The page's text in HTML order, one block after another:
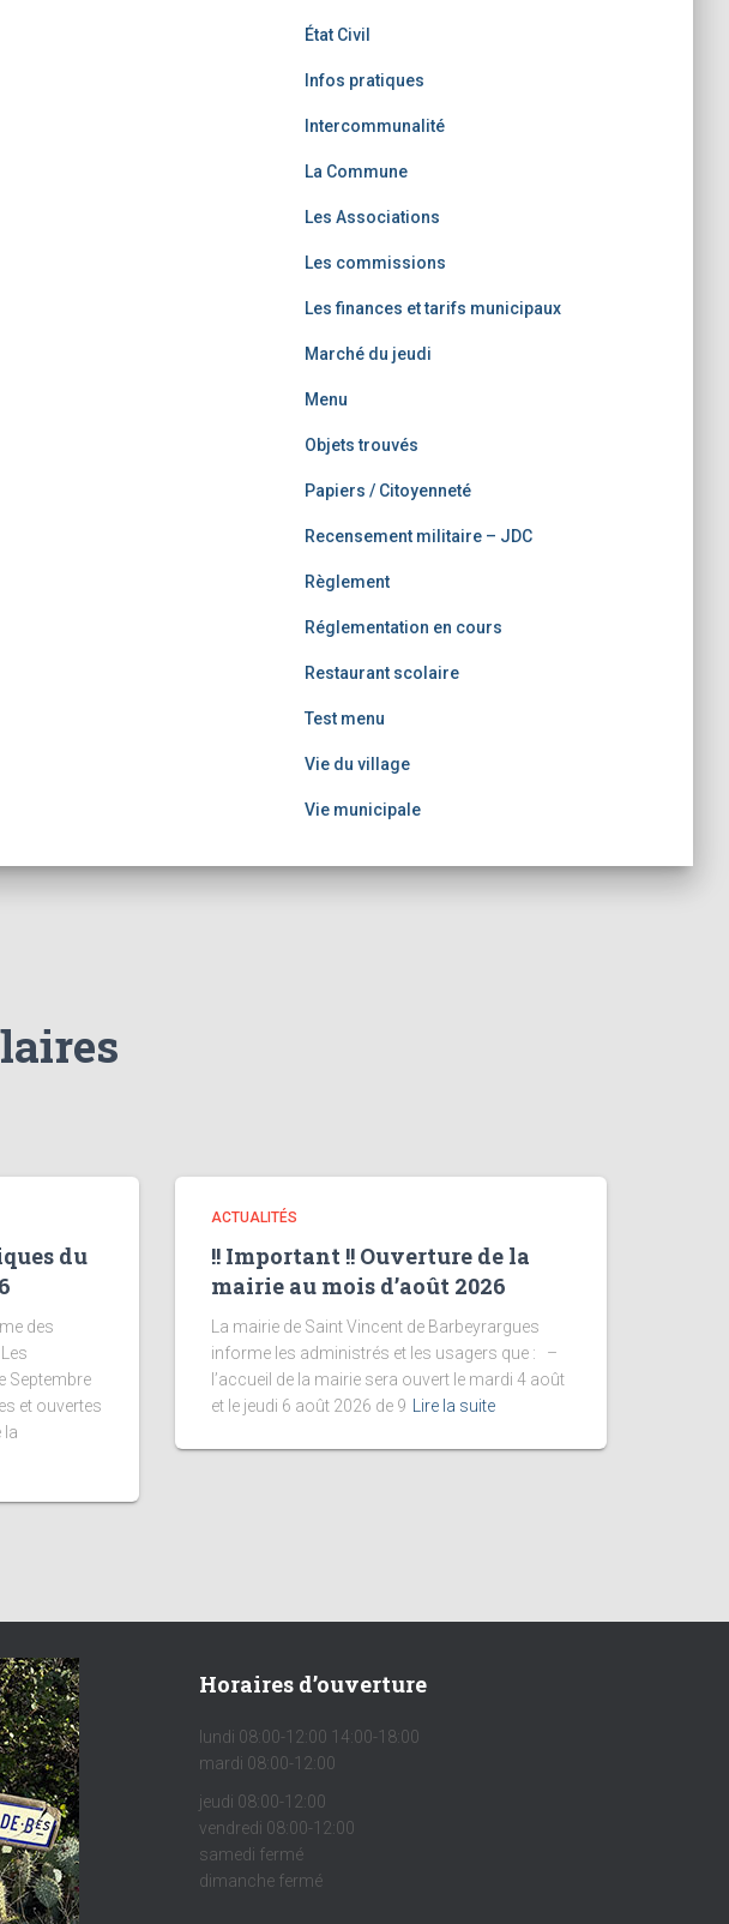
État Civil
Infos pratiques
Intercommunalité
La Commune
Les Associations
Les commissions
Les finances et tarifs municipaux
Marché du jeudi
Menu
Objets trouvés
Papiers / Citoyenneté
Recensement militaire – JDC
Règlement
Réglementation en cours
Restaurant scolaire
Test menu
Vie du village
Vie municipale
du
des
Septembre
et ouvertes
la
ACTUALITÉS
!! Important !! Ouverture de la
mairie au mois d’août 2026
La mairie de Saint Vincent de Barbeyrargues
informe les administrés et les usagers que : –
l’accueil de la mairie sera ouvert le mardi 4 août
et le jeudi 6 août 2026 de 9
Lire la suite
Horaires d’ouverture
lundi 08:00-12:00 14:00-18:00
mardi 08:00-12:00
jeudi 08:00-12:00
vendredi 08:00-12:00
samedi fermé
dimanche fermé